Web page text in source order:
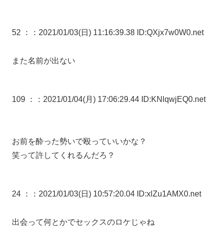
52 ： ：2021/01/03(日) 11:16:39.38 ID:QXjx7w0W0.net
また名前が出ない
109 ： ：2021/01/04(月) 17:06:29.44 ID:KNlqwjEQ0.net
お前を酔った勢いで殴っていいかな？
笑って許してくれるんだろ？
24 ： ：2021/01/03(日) 10:57:20.04 ID:xlZu1AMX0.net
出会って何とかでセックスのロケじゃね